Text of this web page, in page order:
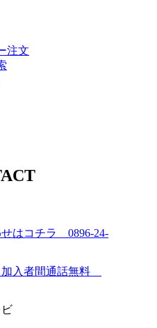
注文